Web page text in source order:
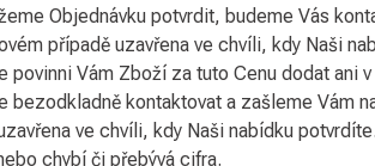
Objednávku potvrdit, budeme Vás
případě uzavřena ve chvíli, kdy Naši
Vám Zboží za tuto Cenu dodat ani
kontaktovat a zašleme Vám
ve chvíli, kdy Naši nabídku
chybí či přebývá cifra.